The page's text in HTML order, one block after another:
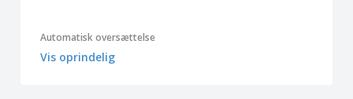
Automatisk oversættelse
Vis oprindelig